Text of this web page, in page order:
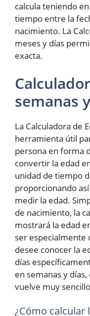
calcula teniendo
tiempo entre la
nacimiento. La
meses y días
exacta.
semanas
La Calculadora de
herramienta útil
persona en forma
convertir la edad
unidad de tiempo
proporcionando
medir la edad.
de nacimiento, la
mostrará la edad
ser especialmente
desee conocer la
días
en semanas y
vuelve muy
¿Cómo calcular